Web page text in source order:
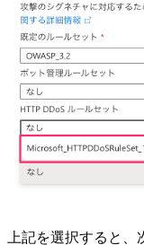
上記を選択すると、